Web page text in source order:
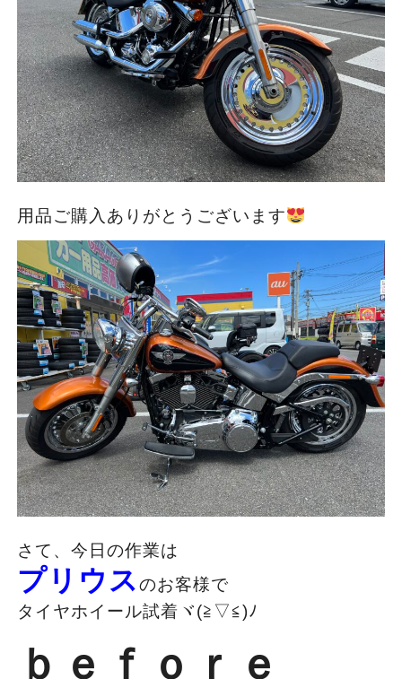
用品ご購入ありがとうございます
さて、今日の作業は
プリウスのお客様で
タイヤホイール試着ヾ(≧▽≦)ﾉ
ｂｅｆｏｒｅ